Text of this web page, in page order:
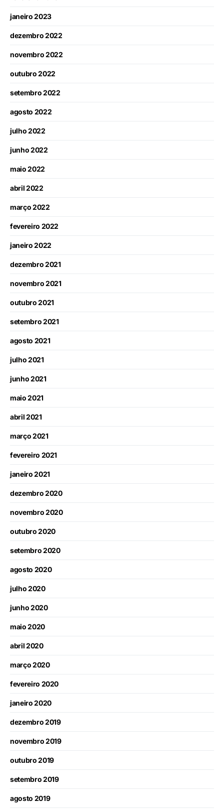
janeiro 2023
dezembro 2022
novembro 2022
outubro 2022
setembro 2022
agosto 2022
julho 2022
junho 2022
maio 2022
abril 2022
março 2022
fevereiro 2022
janeiro 2022
dezembro 2021
novembro 2021
outubro 2021
setembro 2021
agosto 2021
julho 2021
junho 2021
maio 2021
abril 2021
março 2021
fevereiro 2021
janeiro 2021
dezembro 2020
novembro 2020
outubro 2020
setembro 2020
agosto 2020
julho 2020
junho 2020
maio 2020
abril 2020
março 2020
fevereiro 2020
janeiro 2020
dezembro 2019
novembro 2019
outubro 2019
setembro 2019
agosto 2019